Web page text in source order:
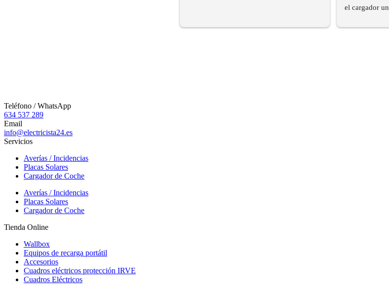
el cargador
Teléfono / WhatsApp
634 537 289
Email
info@electricista24.es
Servicios
Averías / Incidencias
Placas Solares
Cargador de Coche
Averías / Incidencias
Placas Solares
Cargador de Coche
Tienda Online
Wallbox
Equipos de recarga portátil
Accesorios
Cuadros eléctricos protección IRVE
Cuadros Eléctricos